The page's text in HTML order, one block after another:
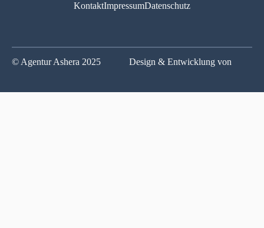
KontaktImpressumDatenschutz
© Agentur Ashera 2025 Design & Entwicklung von